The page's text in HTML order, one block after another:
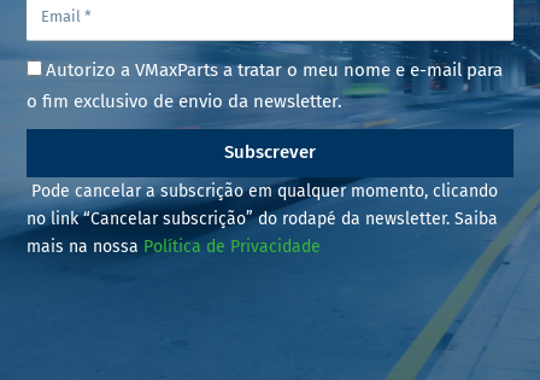
Autorizo a VMaxParts a tratar o meu nome e e-mail para
o fim exclusivo de envio da newsletter.
Subscrever
Pode cancelar a subscrição em qualquer momento, clicando
no link “Cancelar subscrição” do rodapé da newsletter. Saiba
mais na nossa Política de Privacidade